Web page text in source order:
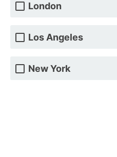
London
Los Angeles
New York